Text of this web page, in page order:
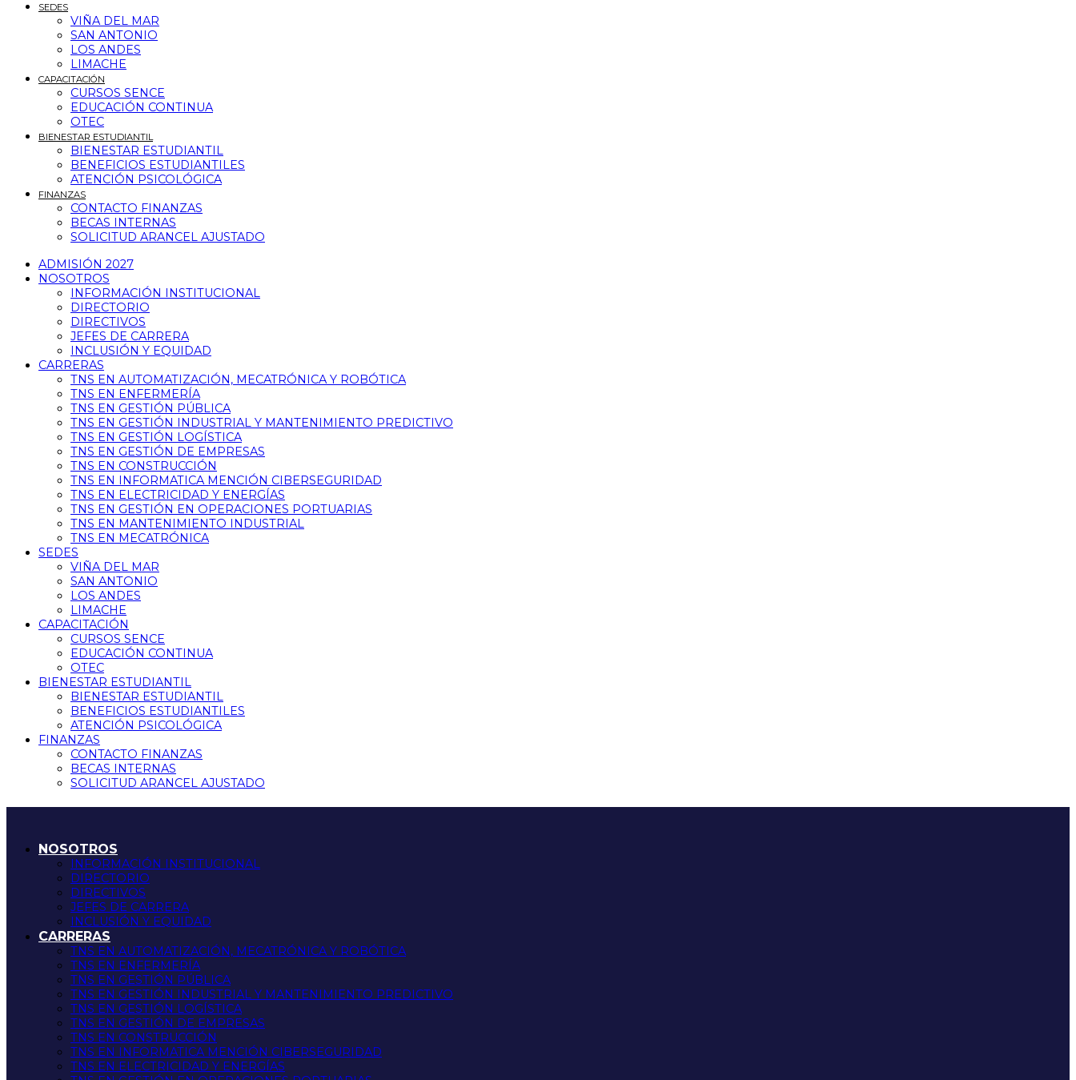
SEDES
VIÑA DEL MAR
SAN ANTONIO
LOS ANDES
LIMACHE
CAPACITACIÓN
CURSOS SENCE
EDUCACIÓN CONTINUA
OTEC
BIENESTAR ESTUDIANTIL
BIENESTAR ESTUDIANTIL
BENEFICIOS ESTUDIANTILES
ATENCIÓN PSICOLÓGICA
FINANZAS
CONTACTO FINANZAS
BECAS INTERNAS
SOLICITUD ARANCEL AJUSTADO
ADMISIÓN 2027
NOSOTROS
INFORMACIÓN INSTITUCIONAL
DIRECTORIO
DIRECTIVOS
JEFES DE CARRERA
INCLUSIÓN Y EQUIDAD
CARRERAS
TNS EN AUTOMATIZACIÓN, MECATRÓNICA Y ROBÓTICA
TNS EN ENFERMERÍA
TNS EN GESTIÓN PÚBLICA
TNS EN GESTIÓN INDUSTRIAL Y MANTENIMIENTO PREDICTIVO
TNS EN GESTIÓN LOGÍSTICA
TNS EN GESTIÓN DE EMPRESAS
TNS EN CONSTRUCCIÓN
TNS EN INFORMATICA MENCIÓN CIBERSEGURIDAD
TNS EN ELECTRICIDAD Y ENERGÍAS
TNS EN GESTIÓN EN OPERACIONES PORTUARIAS
TNS EN MANTENIMIENTO INDUSTRIAL
TNS EN MECATRÓNICA
SEDES
VIÑA DEL MAR
SAN ANTONIO
LOS ANDES
LIMACHE
CAPACITACIÓN
CURSOS SENCE
EDUCACIÓN CONTINUA
OTEC
BIENESTAR ESTUDIANTIL
BIENESTAR ESTUDIANTIL
BENEFICIOS ESTUDIANTILES
ATENCIÓN PSICOLÓGICA
FINANZAS
CONTACTO FINANZAS
BECAS INTERNAS
SOLICITUD ARANCEL AJUSTADO
NOSOTROS
INFORMACIÓN INSTITUCIONAL
DIRECTORIO
DIRECTIVOS
JEFES DE CARRERA
INCLUSIÓN Y EQUIDAD
CARRERAS
TNS EN AUTOMATIZACIÓN, MECATRÓNICA Y ROBÓTICA
TNS EN ENFERMERÍA
TNS EN GESTIÓN PÚBLICA
TNS EN GESTIÓN INDUSTRIAL Y MANTENIMIENTO PREDICTIVO
TNS EN GESTIÓN LOGÍSTICA
TNS EN GESTIÓN DE EMPRESAS
TNS EN CONSTRUCCIÓN
TNS EN INFORMATICA MENCIÓN CIBERSEGURIDAD
TNS EN ELECTRICIDAD Y ENERGÍAS